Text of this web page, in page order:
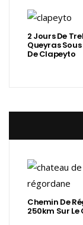
2 Jours De
Queyras Sous
De Clapeyto
Chemin De
250km Sur Le